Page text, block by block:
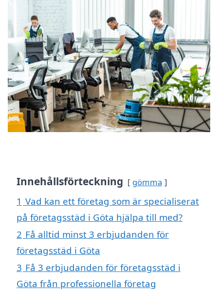
Innehållsförteckning gömma
1 Vad kan ett företag som är specialiserat
på företagsstäd i Göta hjälpa till med?
2 Få alltid minst 3 erbjudanden för
företagsstäd i Göta
3 Få 3 erbjudanden för företagsstäd i
Göta från professionella företag